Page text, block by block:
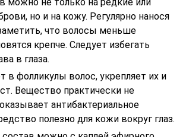
но и на кожу. Регулярно нанося
что волосы меньше
крепче. Следует избегать
в глаза.
в фолликулы волос, укрепляет их и
Вещество практически не
антибактериальное
полезно для кожи вокруг глаз.